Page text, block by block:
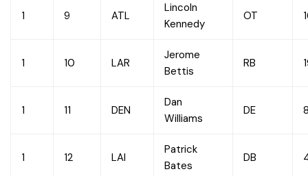
1 9 ATL
Lincoln
Kennedy
OT
1 10 LAR
Jerome
Bettis
RB
1 11 DEN
Dan
Williams
DE
1 12 LAI
Patrick
Bates
DB